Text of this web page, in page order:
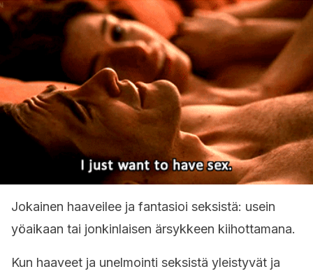
Jokainen haaveilee ja fantasioi seksistä: usein
yöaikaan tai jonkinlaisen ärsykkeen kiihottamana.
Kun haaveet ja unelmointi seksistä yleistyvät ja